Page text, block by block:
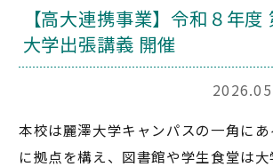
【高大連携事業】令和８年
大学出張講義 開催
本校は麗澤大学キャンパスの一角に
に拠点を構え、図書館や学生食堂は